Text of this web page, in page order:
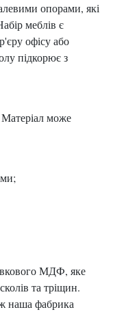
опорами, які
меблів є
офісу або
підкорює з
може
МДФ, яке
та тріщин.
наша фабрика